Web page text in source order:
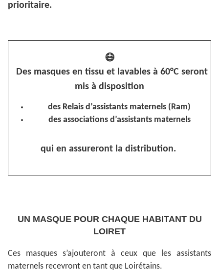
prioritaire.
😷
Des masques en tissu et lavables à 60°C seront
mis à disposition
des Relais d’assistants maternels (Ram)
des associations d’assistants maternels
qui en assureront la distribution.
UN MASQUE POUR CHAQUE HABITANT DU
LOIRET
Ces masques s’ajouteront à ceux que les assistants
maternels recevront en tant que Loirétains.